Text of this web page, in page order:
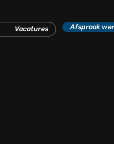
Vacatures Afspraak